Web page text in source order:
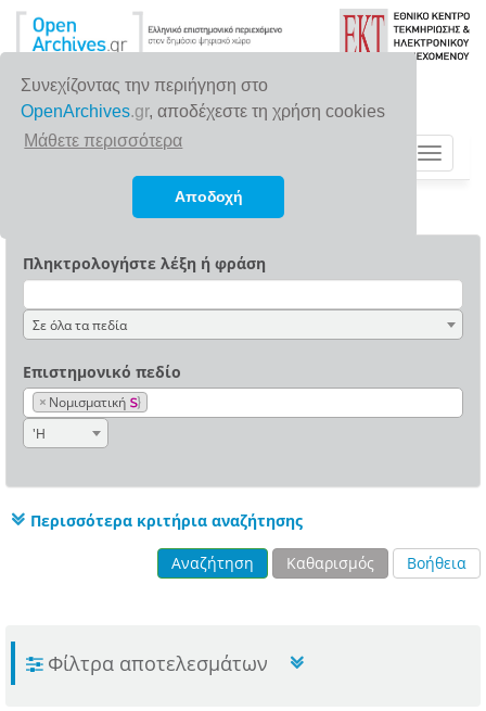
Συνεχίζοντας την περιήγηση στο
OpenArchives.gr, αποδέχεστε τη χρήση cookies
Μάθετε περισσότερα
Αποδοχή
Toggle
Πληκτρολογήστε λέξη ή φράση
Σε όλα τα πεδία
Επιστημονικό πεδίο
× Νομισματική
'Η
Περισσότερα κριτήρια αναζήτησης
Αναζήτηση Καθαρισμός Βοήθεια
Φίλτρα αποτελεσμάτων